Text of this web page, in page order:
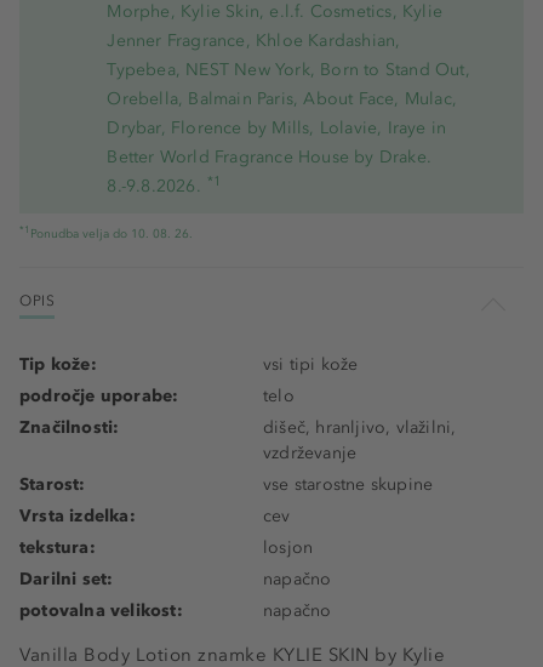
Morphe, Kylie Skin, e.l.f. Cosmetics, Kylie
Jenner Fragrance, Khloe Kardashian,
Typebea, NEST New York, Born to Stand Out,
Orebella, Balmain Paris, About Face, Mulac,
Drybar, Florence by Mills, Lolavie, Iraye in
Better World Fragrance House by Drake.
8.-9.8.2026. *1
*1 Ponudba velja do 10. 08. 26.
OPIS
Vanilla Body Lotion znamke KYLIE SKIN by Kylie
Tip kože:
vsi tipi kože
področje uporabe:
telo
Značilnosti:
dišeč, hranljivo, vlažilni,
vzdrževanje
Starost:
vse starostne skupine
Vrsta izdelka:
cev
tekstura:
losjon
Darilni set:
napačno
potovalna velikost:
napačno